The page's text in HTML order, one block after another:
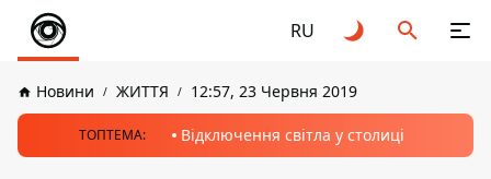
RU
Новини ЖИТТЯ 12:57, 23 Червня 2019
ТОПТЕМА: Відключення світла у столиці